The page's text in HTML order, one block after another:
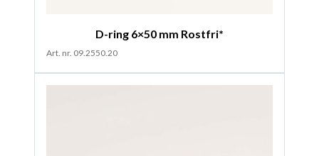
D-ring 6×50 mm Rostfri*
Art. nr. 09.2550.20